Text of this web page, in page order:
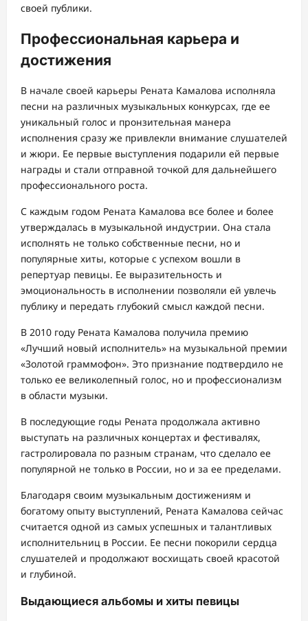
своей публики.
Профессиональная карьера и
достижения
В начале своей карьеры Рената Камалова исполняла
песни на различных музыкальных конкурсах, где ее
уникальный голос и пронзительная манера
исполнения сразу же привлекли внимание слушателей
и жюри. Ее первые выступления подарили ей первые
награды и стали отправной точкой для дальнейшего
профессионального роста.
С каждым годом Рената Камалова все более и более
утверждалась в музыкальной индустрии. Она стала
исполнять не только собственные песни, но и
популярные хиты, которые с успехом вошли в
репертуар певицы. Ее выразительность и
эмоциональность в исполнении позволяли ей увлечь
публику и передать глубокий смысл каждой песни.
В 2010 году Рената Камалова получила премию
«Лучший новый исполнитель» на музыкальной премии
«Золотой граммофон». Это признание подтвердило не
только ее великолепный голос, но и профессионализм
в области музыки.
В последующие годы Рената продолжала активно
выступать на различных концертах и фестивалях,
гастролировала по разным странам, что сделало ее
популярной не только в России, но и за ее пределами.
Благодаря своим музыкальным достижениям и
богатому опыту выступлений, Рената Камалова сейчас
считается одной из самых успешных и талантливых
исполнительниц в России. Ее песни покорили сердца
слушателей и продолжают восхищать своей красотой
и глубиной.
Выдающиеся альбомы и хиты певицы